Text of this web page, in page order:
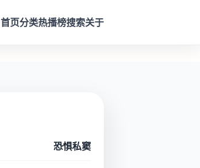
首页分类热播榜搜索关于
恐惧私窦